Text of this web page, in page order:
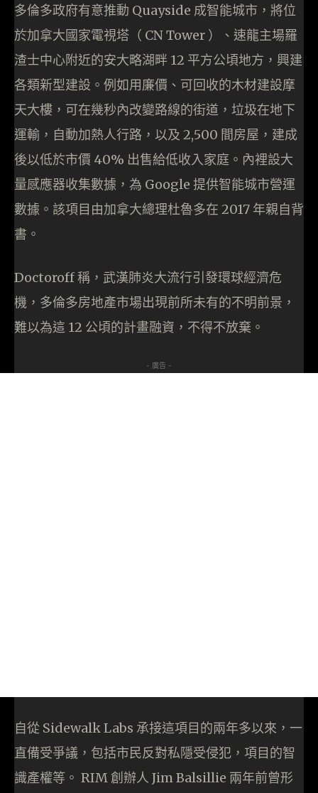
多倫多政府有意推動 Quayside 成智能城市，將位
於加拿大國家電視塔（ CN Tower ）、速龍主場羅
渣士中心附近的安大略湖畔 12 平方公頃地方，興建
各類新型建設。例如用廉價、可回收的木材建設摩
天大樓，可在幾秒內改變路線的街道，垃圾在地下
運輸，自動加熱人行路，以及 2,500 間房屋，建成
後以低於市價 40% 出售給低收入家庭。內裡設大
量感應器收集數據，為 Google 提供智能城市營運
數據。該項目由加拿大總理杜魯多在 2017 年親自背
書。
Doctoroff 稱，武漢肺炎大流行引發環球經濟危
機，多倫多房地產市場出現前所未有的不明前景，
難以為這 12 公頃的計畫融資，不得不放棄。
- 廣告 -
自從 Sidewalk Labs 承接這項目的兩年多以來，一
直備受爭議，包括市民反對私隱受侵犯，項目的智
識產權等。 RIM 創辦人 Jim Balsillie 兩年前曾形